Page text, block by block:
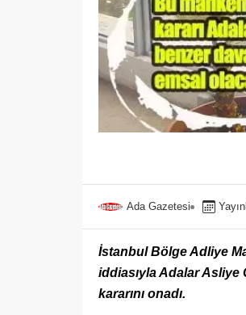
Ada Gazetesi
İstanbul Bölge Adliye
iddiasıyla Adalar Asliye
kararını onadı.